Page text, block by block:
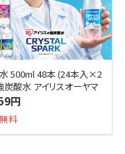
500ml 48本 (24本入×2
炭酸水 アイリスオーヤマ
タルスパーク 炭酸 ラムネ
プソーダ レ
円
料